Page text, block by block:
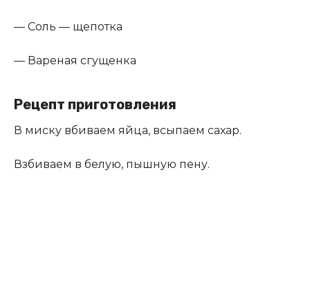
— Соль — щепотка
— Вареная сгущенка
Рецепт приготовления
В миску вбиваем яйца, всыпаем сахар.
Взбиваем в белую, пышную пену.